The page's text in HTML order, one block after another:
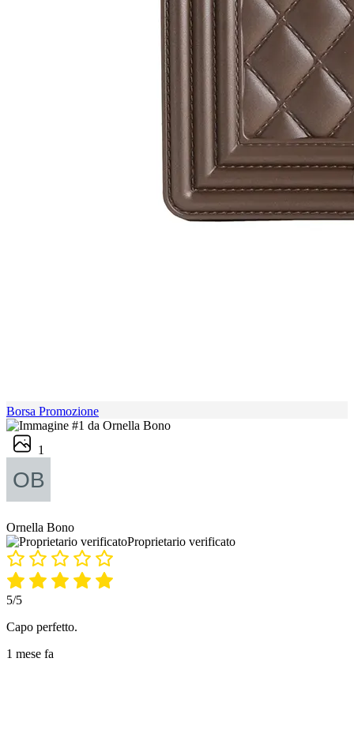
Borsa Promozione
1
Ornella Bono
Proprietario verificato
5/5
Capo perfetto.
1 mese fa